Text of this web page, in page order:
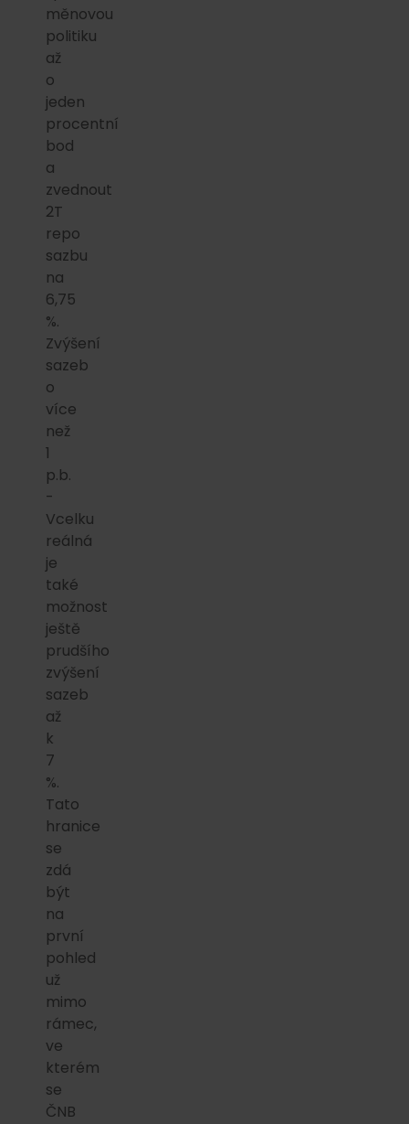
měnovou
politiku
až
o
jeden
procentní
bod
a
zvednout
2T
repo
sazbu
na
6,75
%.
Zvýšení
sazeb
o
více
než
1
p.b.
-
Vcelku
reálná
je
také
možnost
ještě
prudšího
zvýšení
sazeb
až
k
7
%.
Tato
hranice
se
zdá
být
na
první
pohled
už
mimo
rámec,
ve
kterém
se
ČNB